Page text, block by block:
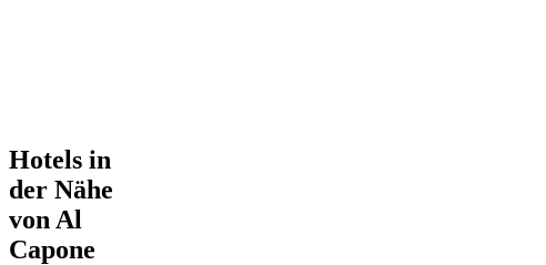
Hotels in
der Nähe
von Al
Capone